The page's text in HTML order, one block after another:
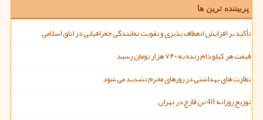
پربیننده ترین ها
تأکید بر افزایش انعطاف پذیری و تقویت نمایندگی جغرافیایی در اتاق اسلامی
قیمت هر کیلو دام زنده به ۷۴۰ هزار تومان رسید
نظارت های بهداشتی در روزهای محرم تشدید می شود
توزیع روزانه 40 تن قارچ در تهران